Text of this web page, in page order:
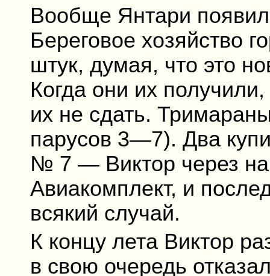
Вообще Янтари
Береговое хозяйство
штук, думая, что это
Когда они их
их не сдать.
парусов 3—7). Два
№ 7 — Виктор через
Авиакомплект, и
всякий случай.
К концу лета Виктор
в свою очередь